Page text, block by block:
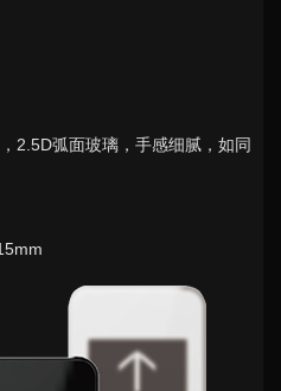
2.5D弧面玻璃，手感细腻，如同